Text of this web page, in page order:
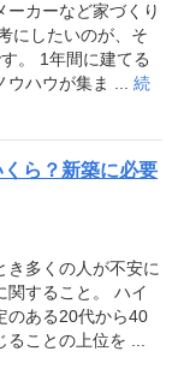
カーなど家づくり
にしたいのが、そ
。 1年間に建てる
ウハウが集ま ... 続
ら？新築に必要
き多くの人が不安に
関すること。 ハイ
のある20代から40
ことの上位を ...